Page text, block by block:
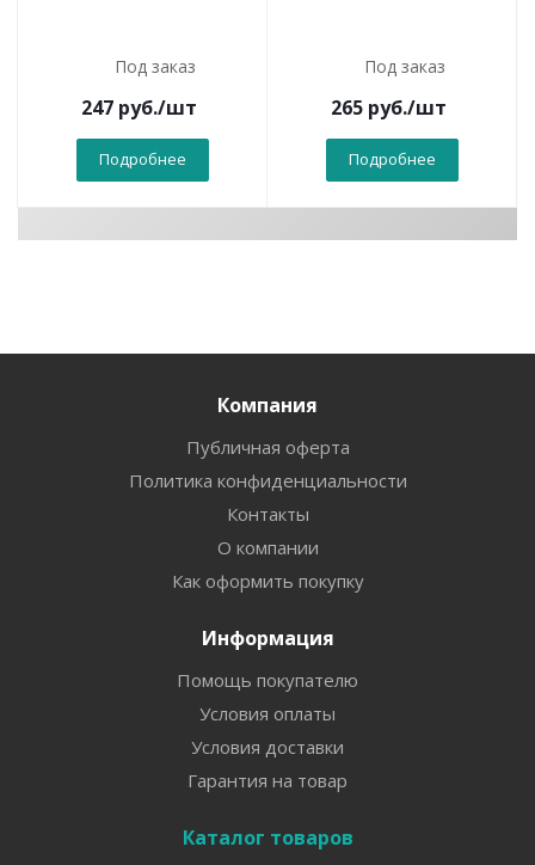
Под заказ
247руб./шт
Подробнее
Под заказ
265руб./шт
Подробнее
Компания
Публичная оферта
Политика конфиденциальности
Контакты
О компании
Как оформить покупку
Информация
Помощь покупателю
Условия оплаты
Условия доставки
Гарантия на товар
Каталог товаров